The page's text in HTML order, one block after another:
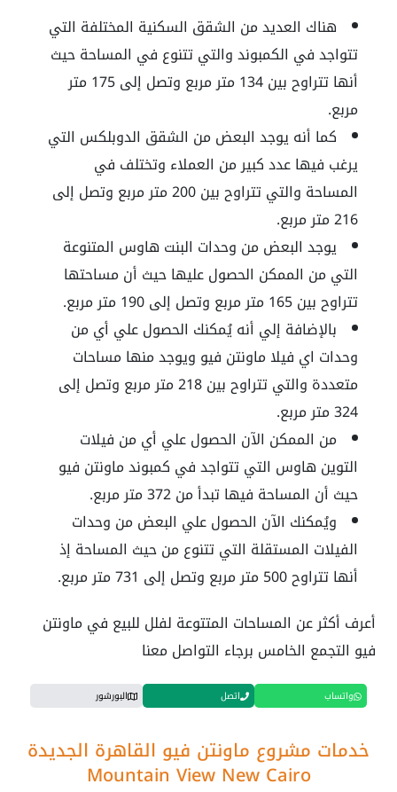
هناك العديد من الشقق السكنية المختلفة التي
تتواجد في الكمبوند والتي تتنوع في المساحة حيث
أنها تتراوح بين 134 متر مربع وتصل إلى 175 متر
مربع.
كما أنه يوجد البعض من الشقق الدوبلكس التي
يرغب فيها عدد كبير من العملاء وتختلف في
المساحة والتي تتراوح بين 200 متر مربع وتصل إلى
216 متر مربع.
يوجد البعض من وحدات البنت هاوس المتنوعة
التي من الممكن الحصول عليها حيث أن مساحتها
تتراوح بين 165 متر مربع وتصل إلى 190 متر مربع.
بالإضافة إلي أنه يُمكنك الحصول علي أي من
وحدات اي فيلا ماونتن فيو ويوجد منها مساحات
متعددة والتي تتراوح بين 218 متر مربع وتصل إلى
324 متر مربع.
من الممكن الآن الحصول علي أي من فيلات
التوين هاوس التي تتواجد في كمبوند ماونتن فيو
حيث أن المساحة فيها تبدأ من 372 متر مربع.
ويُمكنك الآن الحصول علي البعض من وحدات
الفيلات المستقلة التي تتنوع من حيث المساحة إذ
أنها تتراوح 500 متر مربع وتصل إلى 731 متر مربع.
أعرف أكثر عن المساحات المتتوعة لفلل للبيع في ماونتن
فيو التجمع الخامس برجاء التواصل معنا
واتساب اتصل البورشور
خدمات مشروع ماونتن فيو القاهرة الجديدة
Mountain View New Cairo